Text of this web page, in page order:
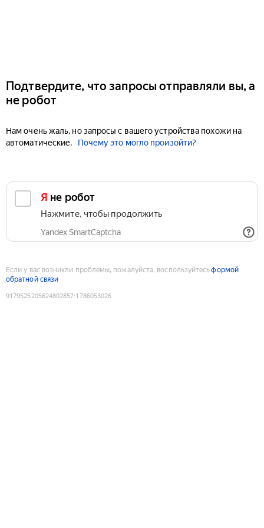
Подтвердите, что запросы отправляли вы, а
не робот
Нам очень жаль, но запросы с вашего устройства похожи на
автоматические.
Почему это могло произойти?
Я не робот
Нажмите, чтобы продолжить
Yandex SmartCaptcha
Если у вас возникли проблемы, пожалуйста, воспользуйтесьформой
обратной связи
9179525205624802857:1786053026